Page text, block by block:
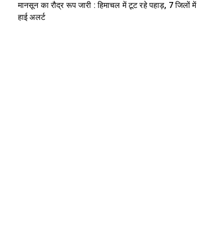
मानसून का रौद्र रूप जारी : हिमाचल में टूट रहे पहाड़, 7 जिलों में
हाई अलर्ट